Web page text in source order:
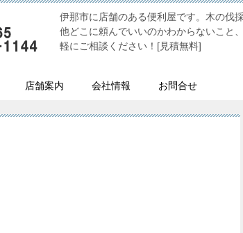
伊那市に店舗のある便利屋です。木の伐
他どこに頼んでいいのかわからないこと
軽にご相談ください！[見積無料]
店舗案内 会社情報 お問合せ